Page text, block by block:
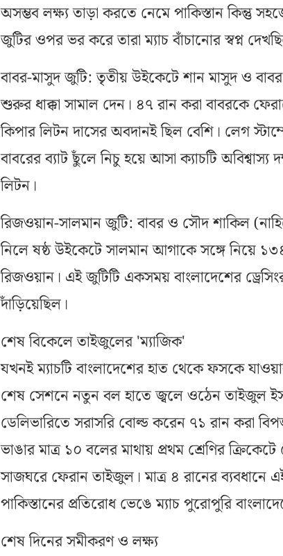
অসম্ভব লক্ষ্য তাড়া করতে নেমে পাকিস্তান কিন্তু
জুটির ওপর ভর করে তারা ম্যাচ বাঁচানোর স্বপ্ন
বাবর-মাসুদ জুটি: তৃতীয় উইকেটে শান মাসুদ ও
শুরুর ধাক্কা সামাল দেন। ৪৭ রান করা বাবরকে
কিপার লিটন দাসের অবদানই ছিল বেশি। লেগ
বাবরের ব্যাট ছুঁলে নিচু হয়ে আসা ক্যাচটি অবিশ্বাস্য
লিটন।
রিজওয়ান-সালমান জুটি: বাবর ও সৌদ শাকিল
নিলে ষষ্ঠ উইকেটে সালমান আগাকে সঙ্গে নিয়ে
রিজওয়ান। এই জুটিটি একসময় বাংলাদেশের
দাঁড়িয়েছিল।
শেষ বিকেলে তাইজুলের 'ম্যাজিক'
যখনই ম্যাচটি বাংলাদেশের হাত থেকে ফসকে
শেষ সেশনে নতুন বল হাতে জ্বলে ওঠেন তাইজুল
ডেলিভারিতে সরাসরি বোল্ড করেন ৭১ রান করা
ভাঙার মাত্র ১০ বলের মাথায় প্রথম শ্রেণির
সাজঘরে ফেরান তাইজুল। মাত্র ৪ রানের
পাকিস্তানের প্রতিরোধ ভেঙে ম্যাচ পুরোপুরি
শেষ দিনের সমীকরণ ও লক্ষ্য